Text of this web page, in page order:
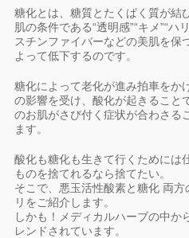
糖化とは、糖質とたくぱく質が結
肌の条件である“透明感”“キメ”“ハ
スチンファイバーなどの美肌を保
よって低下するのです。
糖化によって老化が進み拍車をか
の影響を受け、酸化が起きること
のお肌がさび付く症状が合わさる
ます。
酸化も糖化も生きて行くためには
ものを捨てれるなら捨てたい。
そこで、悪玉活性酸素と糖化 両
リをご紹介します。
しかも！メディカルハーブの中か
レンドされています。